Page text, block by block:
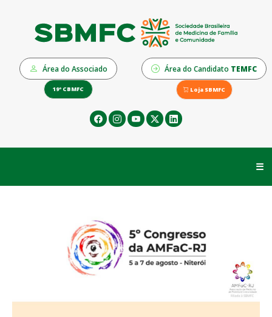
Área do Associado Área do Candidato TEMFC
19º CBMFC Loja SBMFC
☰